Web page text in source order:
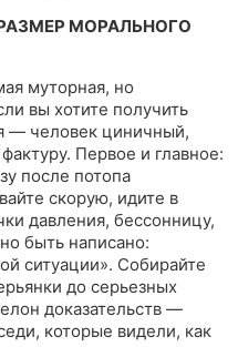
МОРАЛЬНОГО
муторная, но
вы хотите получить
— человек циничный,
Первое и главное:
после потопа
скорую, идите в
давления, бессонницу,
быть написано:
ситуации». Собирайте
до серьезных
доказательств —
которые видели, как